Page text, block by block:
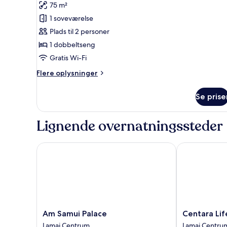
af
Værelse
75 m²
1 soveværelse
Plads til 2 personer
1 dobbeltseng
Gratis Wi-Fi
Flere oplysninger
Flere
Se
Lignende overnatningssteder
Am
Samui
Am Samui Palace
Am Samui Palace
Centara
Life
Centara
Centara Life